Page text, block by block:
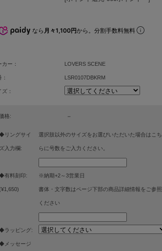
なら 月々1,100円から。分割手数料無料
カー： LOVERS SCENE
LSR0107DBKRM
ズ：
格: －
◆リングサイ
ズ入力欄:
選択肢以外のサイズをお選びいただいた場合はこち
らに号数をご入力ください。
◆有料刻印:
(¥1,650)
※納期+2～3営業日
書体・文字数はページ下部の商品詳細情報をご参照
ください
◆ラッピング:
◆メッセージ